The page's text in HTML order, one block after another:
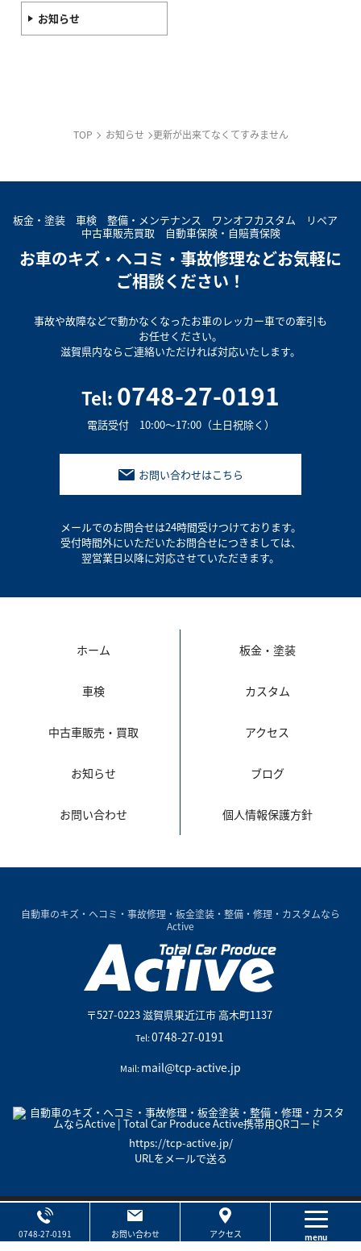
お知らせ
TOP お知らせ 更新が出来てなくてすみません
板⾦・塗装 ⾞検 整備・メンテナンス ワンオフカスタム
リペア
中古⾞販売買取
⾃動⾞保険・⾃賠責保険
お⾞のキズ・ヘコミ・事故修理などお気軽に
ご相談ください！
事故や故障などで動かなくなったお⾞の レッカー⾞での牽引も
お任せください。
滋賀県内なら ご連絡いただければ対応いたします。
Tel: 0748-27-0191
電話受付 10:00～17:00（土日祝除く）
お問い合わせはこちら
メールでのお問合せは24時間受けつけております。
受付時間外にいただいたお問合せにつきましては、
翌営業日以降に対応させていただきます。
ホーム 板金・塗装
車検 カスタム
中古車販売・買取 アクセス
お知らせ ブログ
お問い合わせ 個人情報保護方針
自動車のキズ・ヘコミ・事故修理・板金塗装・整備・修理・カスタムなら
Active
〒527-0223滋賀県東近江市高木町1137
Tel:0748-27-0191
Mail:mail@tcp-active.jp
https://tcp-active.jp/
URLをメールで送る
Copyright© Total Car Produce ActiveAll Rights Reserved
Page Top
0748-27-0191 お問い合わせ アクセス menu